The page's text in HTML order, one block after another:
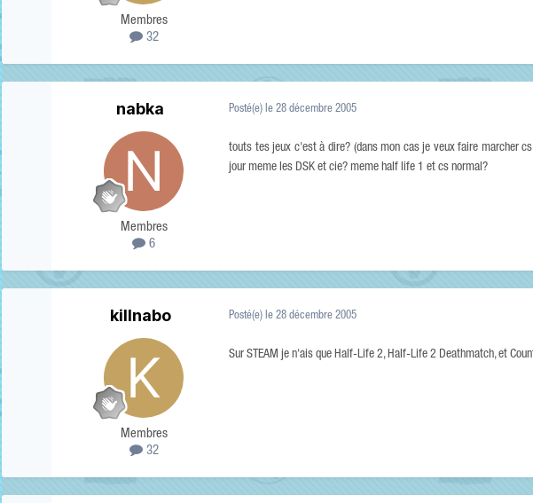
Membres
32
nabka
Membres
6
Posté(e)le 28 décembre 2005
touts tes jeux c'est à dire? (dans mon cas je veux faire marcher
jour meme les DSK et cie? meme half life 1 et cs normal?
killnabo
Membres
32
Posté(e)le 28 décembre 2005
Sur STEAM je n'ais que Half-Life 2, Half-Life 2 Deathmatch, et